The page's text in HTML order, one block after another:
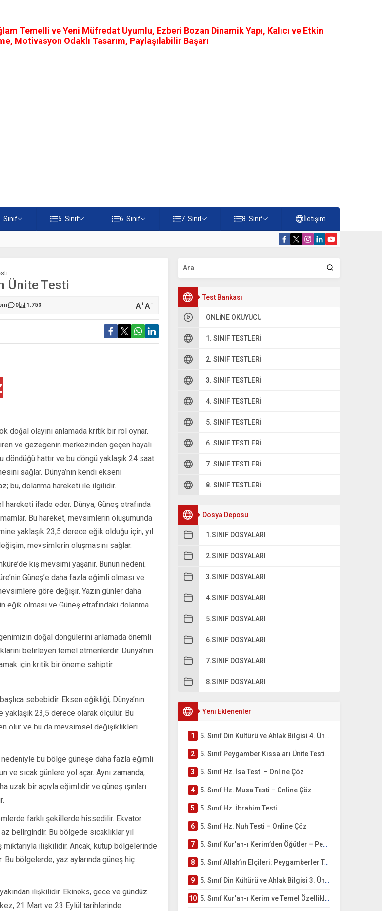
Temelli ve Yeni Müfredat Uyumlu, Ezberi Bozan Dinamik Yapı, Kalıcı ve Etkin
Motivasyon Odaklı Tasarım, Paylaşılabilir Başarı
Sınıf 5. Sınıf 6. Sınıf 7. Sınıf 8. Sınıf İletişim
Test Bankası
ONLINE OKUYUCU
1. SINIF TESTLERI
2. SINIF TESTLERI
3. SINIF TESTLERI
4. SINIF TESTLERI
5. SINIF TESTLERI
6. SINIF TESTLERI
7. SINIF TESTLERI
8. SINIF TESTLERI
Dosya Deposu
1.SINIF DOSYALARI
2.SINIF DOSYALARI
3.SINIF DOSYALARI
4.SINIF DOSYALARI
5.SINIF DOSYALARI
6.SINIF DOSYALARI
7.SINIF DOSYALARI
8.SINIF DOSYALARI
Yeni Eklenenler
1 5. Sınıf Din Kültürü ve Ahlak Bilgisi 4. Ünite: Peygamber Kıssaları Çalışmaları
2 5. Sınıf Peygamber Kıssaları Ünite Testi – Online Çöz
3 5. Sınıf Hz. İsa Testi – Online Çöz
4 5. Sınıf Hz. Musa Testi – Online Çöz
5 5. Sınıf Hz. İbrahim Testi
6 5. Sınıf Hz. Nuh Testi – Online Çöz
7 5. Sınıf Kur’an-ı Kerim’den Öğütler – Peygamber Kıssaları Testi – Online Çöz
8 5. Sınıf Allah’ın Elçileri: Peygamberler Testi – Online Çöz
9 5. Sınıf Din Kültürü ve Ahlak Bilgisi 3. Ünite: Kur’an-ı Kerim Çalışmaları
10 5. Sınıf Kur’an-ı Kerim ve Temel Özellikleri Testi – Online Çöz
Ünite Testi
0 1.753 A+A-
doğal olayını anlamada kritik bir rol oynar.
ve gezegenin merkezinden geçen hayali
döndüğü hattır ve bu döngü yaklaşık 24 saat
sağlar. Dünya’nın kendi ekseni
bu, dolanma hareketi ile ilgilidir.
hareketi ifade eder. Dünya, Güneş etrafında
Bu hareket, mevsimlerin oluşumunda
yaklaşık 23,5 derece eğik olduğu için, yıl
mevsimlerin oluşmasını sağlar.
kış mevsimi yaşanır. Bunun nedeni,
Güneş’e daha fazla eğimli olması ve
göre değişir. Yazın günler daha
eğik olması ve Güneş etrafındaki dolanma
doğal döngülerini anlamada önemli
belirleyen temel etmenlerdir. Dünya’nın
için kritik bir öneme sahiptir.
sebebidir. Eksen eğikliği, Dünya’nın
23,5 derece olarak ölçülür. Bu
olur ve bu da mevsimsel değişiklikleri
bu bölge güneşe daha fazla eğimli
ve sıcak günlere yol açar. Aynı zamanda,
uzak bir açıyla eğimlidir ve güneş ışınları
farklı şekillerde hissedilir. Ekvator
belirgindir. Bu bölgede sıcaklıklar yıl
ilişkilidir. Ancak, kutup bölgelerinde
bölgelerde, yaz aylarında güneş hiç
ilişkilidir. Ekinoks, gece ve gündüz
21 Mart ve 23 Eylül tarihlerinde